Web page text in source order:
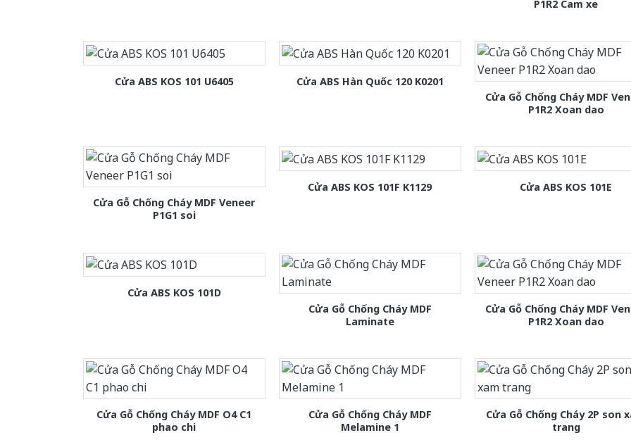
P1R2 Cam xe
Cửa ABS KOS 101 U6405
Cửa ABS Hàn Quốc 120 K0201
Cửa Gỗ Chống Cháy MDF
P1R2 Xoan dao
Cửa Gỗ Chống Cháy MDF Veneer
P1G1 soi
Cửa ABS KOS 101F K1129 Cửa ABS KOS 101E
Cửa ABS KOS 101D
Cửa Gỗ Chống Cháy MDF
Laminate
Cửa Gỗ Chống Cháy MDF
P1R2 Xoan dao
Cửa Gỗ Chống Cháy MDF O4 C1
phao chi
Cửa Gỗ Chống Cháy MDF
Melamine 1
Cửa Gỗ Chống Cháy 2P son
trang